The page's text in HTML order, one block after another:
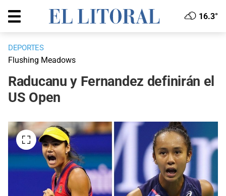
16.3°
DEPORTES
Flushing Meadows
Raducanu y Fernandez definirán el
US Open